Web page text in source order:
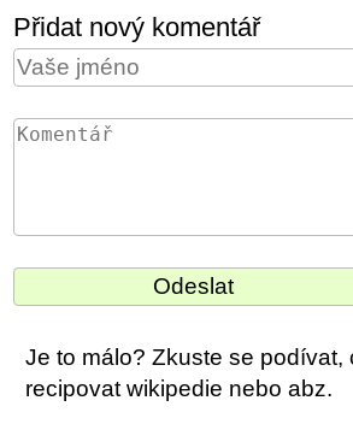
Přidat nový komentář
Je to málo? Zkuste se podívat,
recipovat wikipedie nebo abz.